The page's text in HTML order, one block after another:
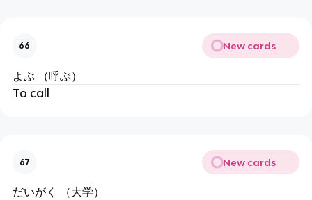
66 New cards
よぶ （呼ぶ）
To call
67 New cards
だいがく （大学）